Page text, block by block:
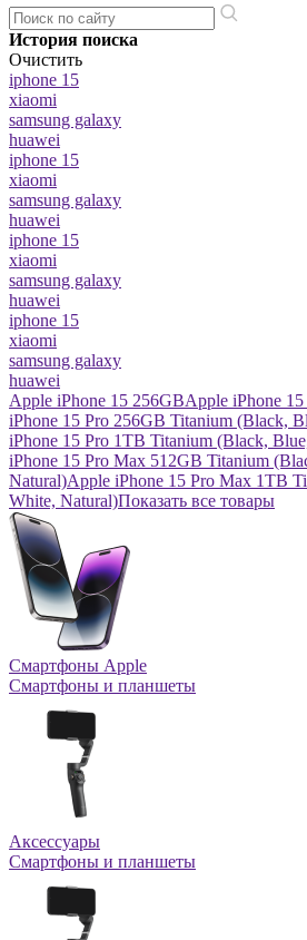
История поиска
Очистить
iphone 15
xiaomi
samsung galaxy
huawei
iphone 15
xiaomi
samsung galaxy
huawei
iphone 15
xiaomi
samsung galaxy
huawei
iphone 15
xiaomi
samsung galaxy
huawei
Apple iPhone 15 256GBApple iPhone
iPhone 15 Pro 256GB Titanium (Black,
iPhone 15 Pro 1TB Titanium (Black,
iPhone 15 Pro Max 512GB Titanium
Natural)Apple iPhone 15 Pro Max 1TB
White, Natural)Показать все товары
Смартфоны Apple
Смартфоны и планшеты
Аксессуары
Смартфоны и планшеты